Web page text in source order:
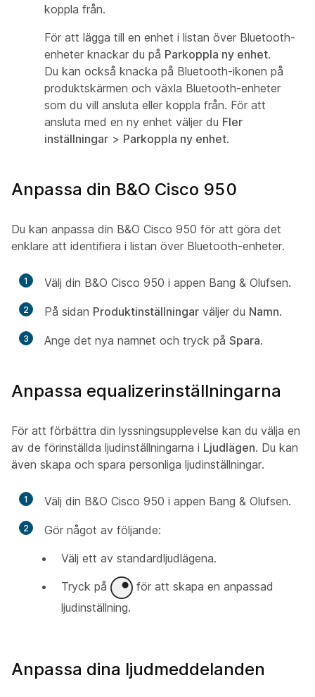
koppla från.
För att lägga till en enhet i listan över Bluetooth-
enheter knackar du på Parkoppla ny enhet.
Du kan också knacka på Bluetooth-ikonen på
produktskärmen och växla Bluetooth-enheter
som du vill ansluta eller koppla från. För att
ansluta med en ny enhet väljer du Fler
inställningar > Parkoppla ny enhet.
Anpassa din B&O Cisco 950
Du kan anpassa din B&O Cisco 950 för att göra det
enklare att identifiera i listan över Bluetooth-enheter.
1 Välj din B&O Cisco 950 i appen Bang & Olufsen.
2 På sidan Produktinställningar väljer du Namn.
3 Ange det nya namnet och tryck på Spara.
Anpassa equalizerinställningarna
För att förbättra din lyssningsupplevelse kan du välja en
av de förinställda ljudinställningarna i Ljudlägen. Du kan
även skapa och spara personliga ljudinställningar.
1 Välj din B&O Cisco 950 i appen Bang & Olufsen.
2
Gör något av följande:
Välj ett av standardljudlägena.
Tryck på
för att skapa en anpassad
ljudinställning.
Anpassa dina ljudmeddelanden